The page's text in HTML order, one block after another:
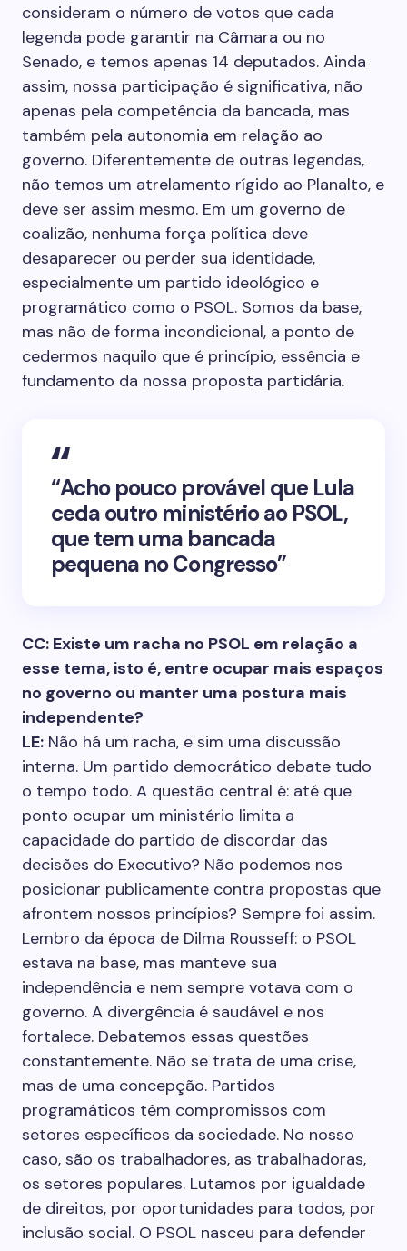
consideram o número de votos que cada
legenda pode garantir na Câmara ou no
Senado, e temos apenas 14 deputados. Ainda
assim, nossa participação é significativa, não
apenas pela competência da bancada, mas
também pela autonomia em relação ao
governo. Diferentemente de outras legendas,
não temos um atrelamento rígido ao Planalto, e
deve ser assim mesmo. Em um governo de
coalizão, nenhuma força política deve
desaparecer ou perder sua identidade,
especialmente um partido ideológico e
programático como o PSOL. Somos da base,
mas não de forma incondicional, a ponto de
cedermos naquilo que é princípio, essência e
fundamento da nossa proposta partidária.
“Acho pouco provável que Lula
ceda outro ministério ao PSOL,
que tem uma bancada
pequena no Congresso”
CC: Existe um racha no PSOL em relação a
esse tema, isto é, entre ocupar mais espaços
no governo ou manter uma postura mais
independente?
LE: Não há um racha, e sim uma discussão
interna. Um partido democrático debate tudo
o tempo todo. A questão central é: até que
ponto ocupar um ministério limita a
capacidade do partido de discordar das
decisões do Executivo? Não podemos nos
posicionar publicamente contra propostas que
afrontem nossos princípios? Sempre foi assim.
Lembro da época de Dilma Rousseff: o PSOL
estava na base, mas manteve sua
independência e nem sempre votava com o
governo. A divergência é saudável e nos
fortalece. Debatemos essas questões
constantemente. Não se trata de uma crise,
mas de uma concepção. Partidos
programáticos têm compromissos com
setores específicos da sociedade. No nosso
caso, são os trabalhadores, as trabalhadoras,
os setores populares. Lutamos por igualdade
de direitos, por oportunidades para todos, por
inclusão social. O PSOL nasceu para defender